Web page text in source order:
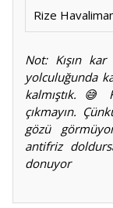
Rize
Not: Kışın
yolculuğunda
kalmıştık. 😅
çıkmayın.
gözü
antifriz
donuyor